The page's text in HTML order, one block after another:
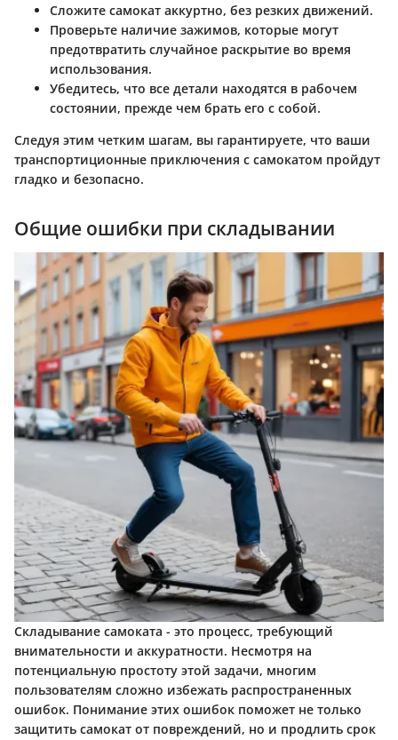
Сложите самокат аккуртно, без резких движений.
Проверьте наличие зажимов, которые могут
предотвратить случайное раскрытие во время
использования.
Убедитесь, что все детали находятся в рабочем
состоянии, прежде чем брать его с собой.
Следуя этим четким шагам, вы гарантируете, что ваши
транспортиционные приключения с самокатом пройдут
гладко и безопасно.
Общие ошибки при складывании
Складывание самоката - это процесс, требующий
внимательности и аккуратности. Несмотря на
потенциальную простоту этой задачи, многим
пользователям сложно избежать распространенных
ошибок. Понимание этих ошибок поможет не только
защитить самокат от повреждений, но и продлить срок